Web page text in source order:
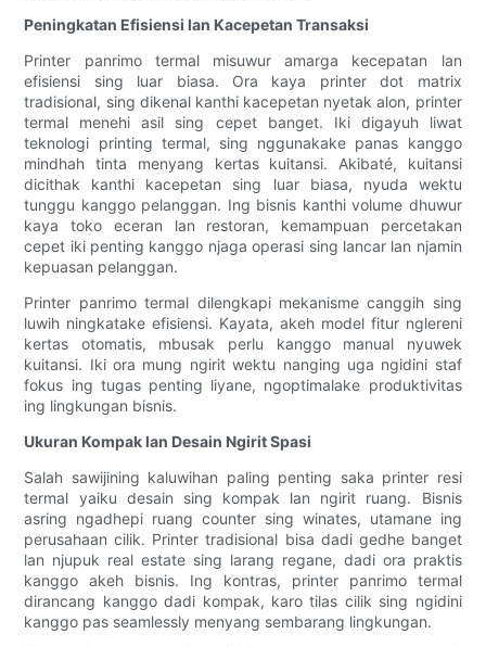
Peningkatan Efisiensi lan Kacepetan Transaksi
Printer panrimo termal misuwur amarga kecepatan lan
efisiensi sing luar biasa. Ora kaya printer dot matrix
tradisional, sing dikenal kanthi kacepetan nyetak alon, printer
termal menehi asil sing cepet banget. Iki digayuh liwat
teknologi printing termal, sing nggunakake panas kanggo
mindhah tinta menyang kertas kuitansi. Akibaté, kuitansi
dicithak kanthi kacepetan sing luar biasa, nyuda wektu
tunggu kanggo pelanggan. Ing bisnis kanthi volume dhuwur
kaya toko eceran lan restoran, kemampuan percetakan
cepet iki penting kanggo njaga operasi sing lancar lan njamin
kepuasan pelanggan.
Printer panrimo termal dilengkapi mekanisme canggih sing
luwih ningkatake efisiensi. Kayata, akeh model fitur nglereni
kertas otomatis, mbusak perlu kanggo manual nyuwek
kuitansi. Iki ora mung ngirit wektu nanging uga ngidini staf
fokus ing tugas penting liyane, ngoptimalake produktivitas
ing lingkungan bisnis.
Ukuran Kompak lan Desain Ngirit Spasi
Salah sawijining kaluwihan paling penting saka printer resi
termal yaiku desain sing kompak lan ngirit ruang. Bisnis
asring ngadhepi ruang counter sing winates, utamane ing
perusahaan cilik. Printer tradisional bisa dadi gedhe banget
lan njupuk real estate sing larang regane, dadi ora praktis
kanggo akeh bisnis. Ing kontras, printer panrimo termal
dirancang kanggo dadi kompak, karo tilas cilik sing ngidini
kanggo pas seamlessly menyang sembarang lingkungan.